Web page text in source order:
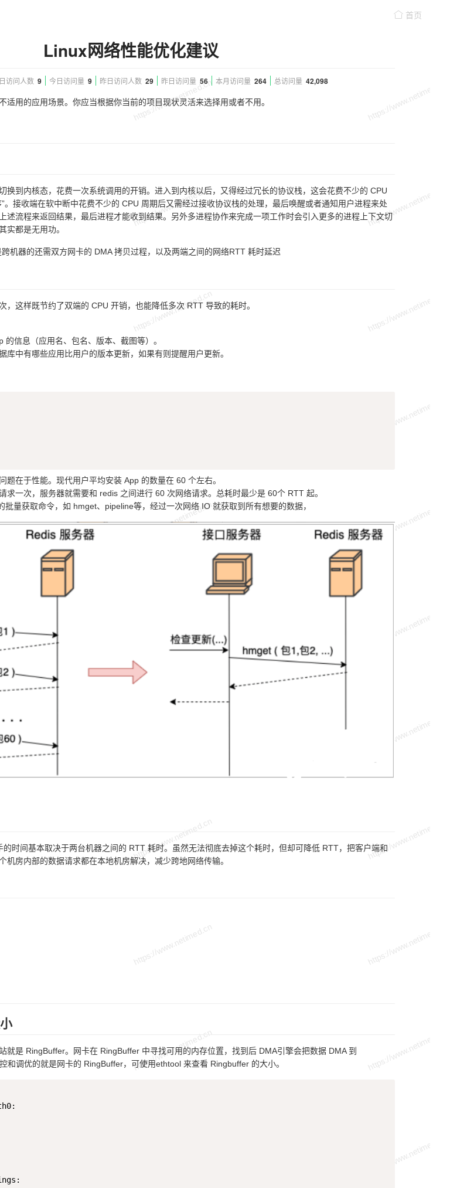
首页
Linux网络性能优化建议
访问人数 9 今日访问量 9 昨日访问人数 29 昨日访问量 56 本月访问量 264 总访问量 42,098
适用的应用场景。你应当根据你当前的项目现状灵活来选择用或者不用。
换到内核态，花费一次系统调用的开销。进入到内核以后，又得经过冗长的协议栈，这会花费不少的 CPU
。接收端在软中断中花费不少的 CPU 周期后又需经过接收协议栈的处理，最后唤醒或者通知用户进程来处
述流程来返回结果，最后进程才能收到结果。另外多进程协作来完成一项工作时会引入更多的进程上下文切
实都是无用功。
机器的还需双方网卡的 DMA 拷贝过程，以及两端之间的网络RTT 耗时延迟
，这样既节约了双端的 CPU 开销，也能降低多次 RTT 导致的耗时。
信息（应用名、包名、版本、截图等）。
库中有哪些应用比用户的版本更新，如果有则提醒用户更新。
题在于性能。现代用户平均安装 App 的数量在 60 个左右。
求一次，服务器就需要和 redis 之间进行 60 次网络请求。总耗时最少是 60个 RTT 起。
量获取命令，如 hmget、pipeline等，经过一次网络 IO 就获取到所有想要的数据，
时间基本取决于两台机器之间的 RTT 耗时。虽然无法彻底去掉这个耗时，但却可降低 RTT，把客户端和
机房内部的数据请求都在本地机房解决，减少跨地网络传输。
就是 RingBuffer。网卡在 RingBuffer 中寻找可用的内存位置，找到后 DMA引擎会把数据 DMA 到
和调优的就是网卡的 RingBuffer，可使用ethtool 来查看 Ringbuffer 的大小。